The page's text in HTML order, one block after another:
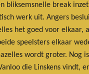
break
werk uit. Angers
het goed voor
speelsters elkaar
wordt groter.
die Linskens vindt,